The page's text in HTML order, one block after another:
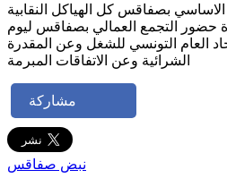
الاساسي بصفاقس كل الهياكل النقابية
حضور التجمع العمالي بصفاقس ليوم
عن الاتحاد العام التونسي للشغل وعن المقدرة
الشرائية وعن الاتفاقات المبرمة
مشاركة
نبض صفاقس